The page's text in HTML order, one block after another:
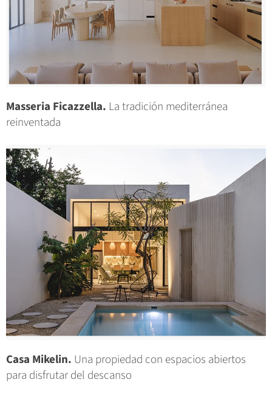
Masseria Ficazzella. La tradición mediterránea
reinventada
Casa Mikelin. Una propiedad con espacios abiertos
para disfrutar del descanso